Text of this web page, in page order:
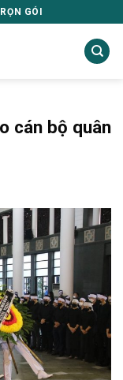
GÓI
cán bộ quân